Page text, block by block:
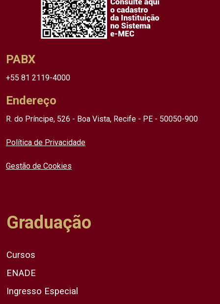
PABX
+55 81 2119-4000
Endereço
R. do Príncipe, 526 - Boa Vista, Recife - PE - 50050-900
Política de Privacidade
Gestão de Cookies
Graduação
Cursos
ENADE
Ingresso Especial